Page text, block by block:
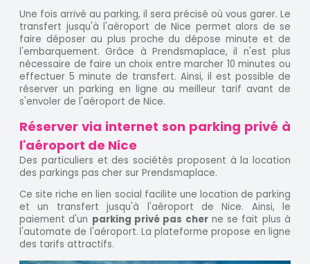
Une fois arrivé au parking, il sera précisé où vous garer. Le
transfert jusqu'à l'aéroport de Nice permet alors de se
faire déposer au plus proche du dépose minute et de
l'embarquement. Grâce à Prendsmaplace, il n'est plus
nécessaire de faire un choix entre marcher 10 minutes ou
effectuer 5 minute de transfert. Ainsi, il est possible de
réserver un parking en ligne au meilleur tarif avant de
s'envoler de l'aéroport de Nice.
Réserver via internet son parking privé à
l'aéroport de Nice
Des particuliers et des sociétés proposent à la location
des parkings pas cher sur Prendsmaplace.
Ce site riche en lien social facilite une location de parking
et un transfert jusqu'à l'aéroport de Nice. Ainsi, le
paiement d'un parking privé pas cherne se fait plus à
l'automate de l'aéroport. La plateforme propose en ligne
des tarifs attractifs.